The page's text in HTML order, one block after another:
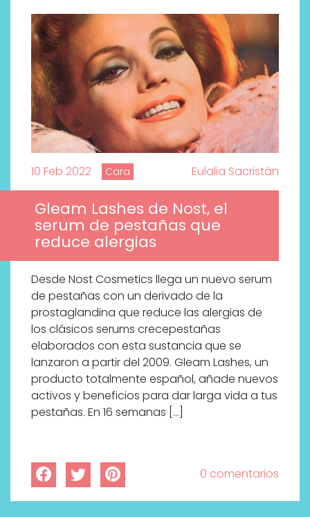
10 Feb 2022 Cara Eulalia Sacristán
Gleam Lashes de Nost, el
serum de pestañas que
reduce alergias
Desde Nost Cosmetics llega un nuevo serum
de pestañas con un derivado de la
prostaglandina que reduce las alergias de
los clásicos serums crecepestañas
elaborados con esta sustancia que se
lanzaron a partir del 2009. Gleam Lashes, un
producto totalmente español, añade nuevos
activos y beneficios para dar larga vida a tus
pestañas. En 16 semanas […]
0 comentarios